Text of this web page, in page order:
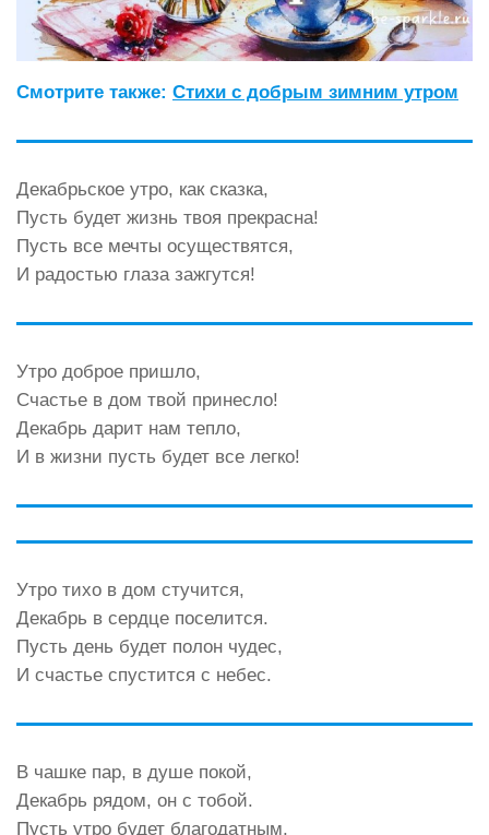
Смотрите также: Стихи с добрым зимним утром
Декабрьское утро, как сказка,
Пусть будет жизнь твоя прекрасна!
Пусть все мечты осуществятся,
И радостью глаза зажгутся!
Утро доброе пришло,
Счастье в дом твой принесло!
Декабрь дарит нам тепло,
И в жизни пусть будет все легко!
Утро тихо в дом стучится,
Декабрь в сердце поселится.
Пусть день будет полон чудес,
И счастье спустится с небес.
В чашке пар, в душе покой,
Декабрь рядом, он с тобой.
Пусть утро будет благодатным,